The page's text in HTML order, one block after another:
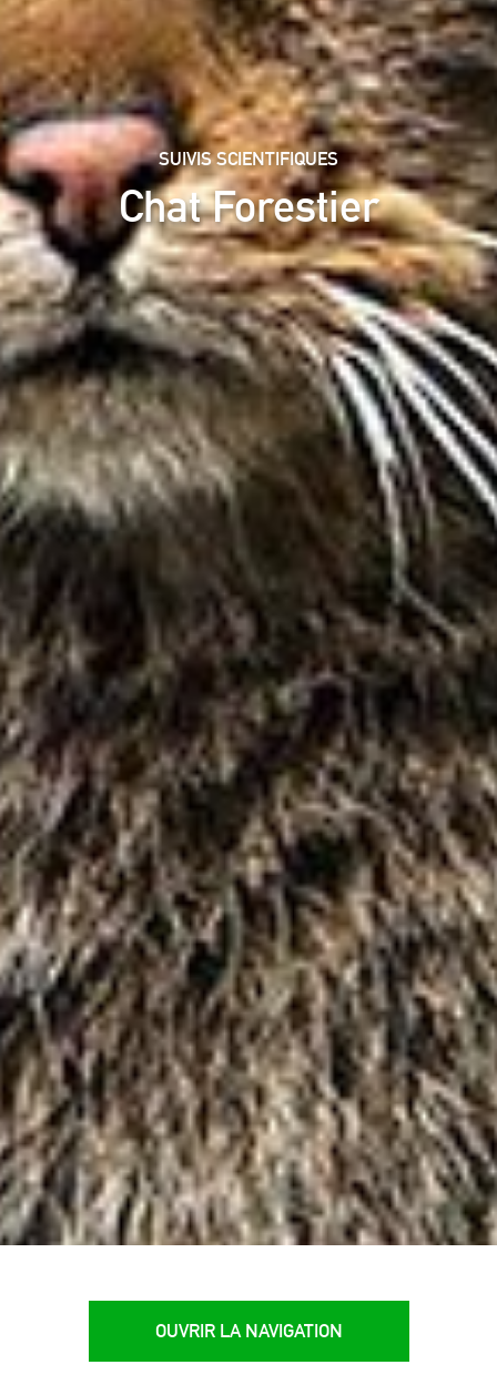
SUIVIS SCIENTIFIQUES
Chat Forestier
OUVRIR LA NAVIGATION